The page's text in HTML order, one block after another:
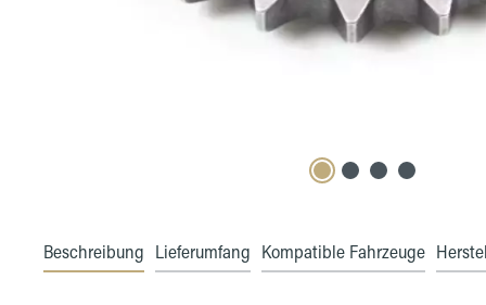
Beschreibung Lieferumfang Kompatible Fahrzeuge